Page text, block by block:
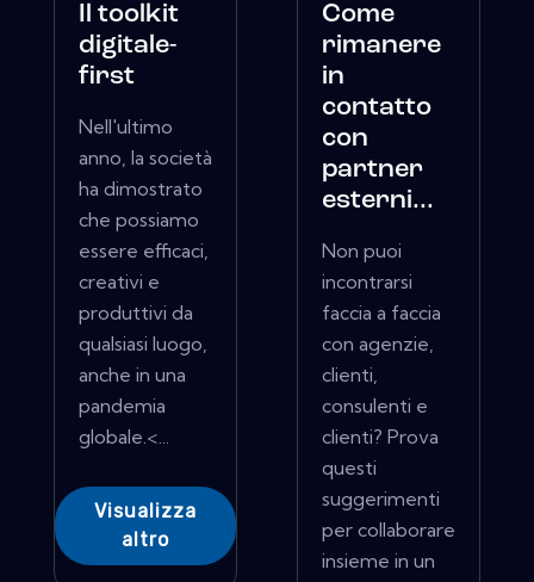
Il toolkit
digitale-
first
Nell'ultimo
anno, la società
ha dimostrato
che possiamo
essere efficaci,
creativi e
produttivi da
qualsiasi luogo,
anche in una
pandemia
globale.<...
Visualizza
altro
Come
rimanere
in
contatto
con
partner
esterni...
Non puoi
incontrarsi
faccia a faccia
con agenzie,
clienti,
consulenti e
clienti? Prova
questi
suggerimenti
per collaborare
insieme in un